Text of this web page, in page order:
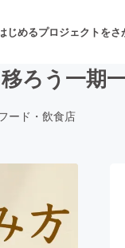
じめるプロジェクトをさ
舞台・パフ
フード・飲食店
ろう一期
ード・飲食店